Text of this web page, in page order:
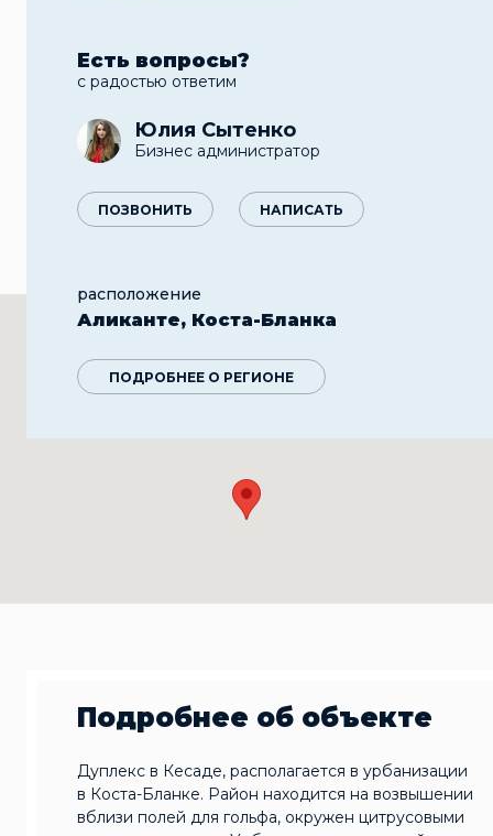
Есть вопросы?
с радостью ответим
Юлия Сытенко
Бизнес администратор
ПОЗВОНИТЬ НАПИСАТЬ
расположение
Аликанте, Коста-Бланка
ПОДРОБНЕЕ О РЕГИОНЕ
Подробнее об объекте
Дуплекс в Кесаде, располагается в урбанизации
в Коста-Бланке. Район находится на возвышении
вблизи полей для гольфа, окружен цитрусовыми